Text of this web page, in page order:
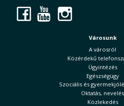
Facebook
Városunk
A városról
Közérdekű
Ügyintézés
Egészségügy
Szociális és
Oktatás, nevelés
Közlekedés